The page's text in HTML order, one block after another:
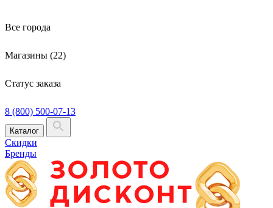
Все города
Магазины (22)
Статус заказа
8 (800) 500-07-13
Каталог
Скидки
Бренды